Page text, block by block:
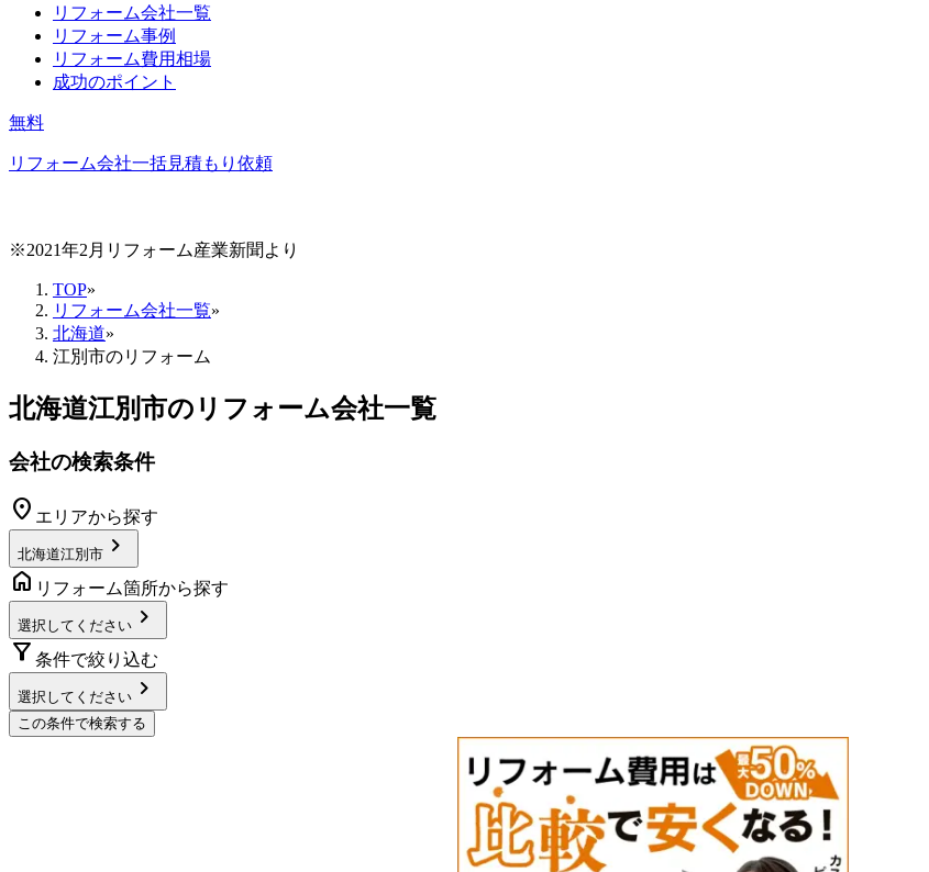
リフォーム会社一覧
リフォーム事例
リフォーム費用相場
成功のポイント
無料
リフォーム会社一括見積もり依頼
※2021年2月リフォーム産業新聞より
TOP»
リフォーム会社一覧»
北海道»
江別市のリフォーム
北海道江別市のリフォーム会社一覧
会社の検索条件
location_on エリアから探す
北海道江別市 chevron_right
home リフォーム箇所から探す
選択してください chevron_right
filter_alt 条件で絞り込む
選択してください chevron_right
この条件で検索する